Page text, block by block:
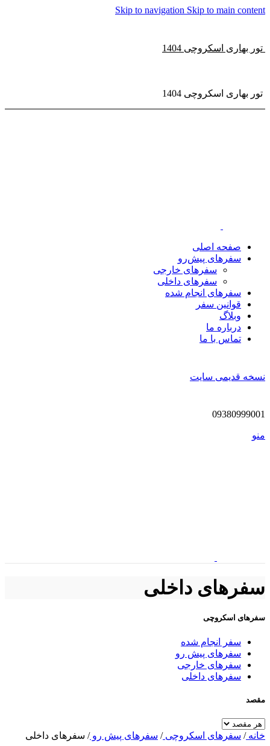
Skip to navigation Skip to main content
تور بهاری اسکروچی 1404
تور بهاری اسکروچی 1404
صفحه اصلی
سفر‌های پیش‌رو
سفرهای خارجی
سفرهای داخلی
سفر‌های انجام شده
قوانین سفر
وبلاگ
درباره ما
تماس با ما
نسخه قدیمی سایت
09380999001
منو
سفرهای داخلی
سفر‌های اسکروچی
سفر انجام شده
سفرهای پیش رو
سفرهای خارجی
سفرهای داخلی
مقصد
خانه/ سفر‌های اسکروچی/ سفرهای پیش رو/ سفرهای داخلی